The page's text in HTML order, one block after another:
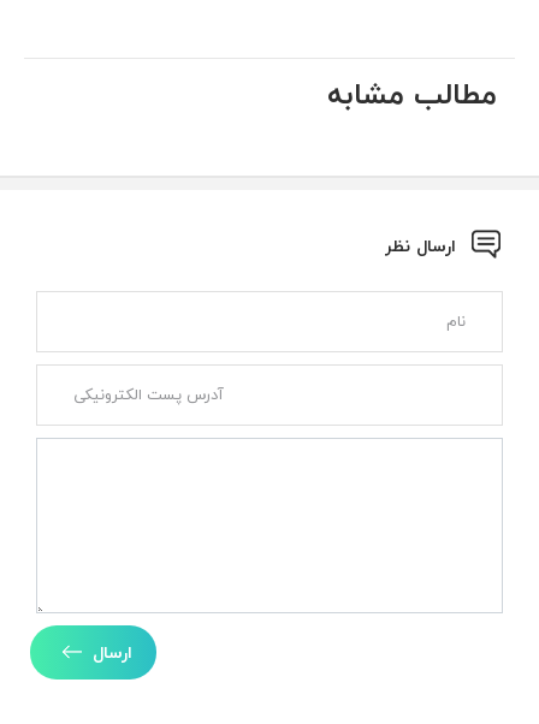
مطالب مشابه
ارسال نظر
ارسال